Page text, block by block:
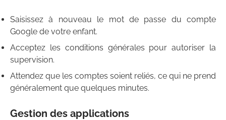
Saisissez à nouveau le mot de passe du compte
Google de votre enfant.
Acceptez les conditions générales pour autoriser la
supervision.
Attendez que les comptes soient reliés, ce qui ne prend
généralement que quelques minutes.
Gestion des applications